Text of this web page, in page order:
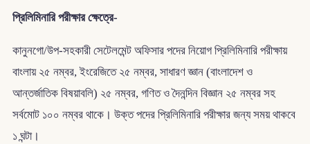
প্রিলিমিনারি পরীক্ষার ক্ষেত্রে-
কানুনগো/উপ-সহকারী সেটেলমেন্ট অফিসার পদের নিয়োগ প্রিলিমিনারি পরীক্ষায়
বাংলায় ২৫ নম্বর, ইংরেজিতে ২৫ নম্বর, সাধারণ জ্ঞান (বাংলাদেশ ও
আন্তর্জাতিক বিষয়াবলি) ২৫ নম্বর, গণিত ও দৈনন্দিন বিজ্ঞান ২৫ নম্বর সহ
সর্বমোট ১০০ নম্বর থাকে। উক্ত পদের প্রিলিমিনারি পরীক্ষার জন্য সময় থাকবে
১ ঘন্টা।